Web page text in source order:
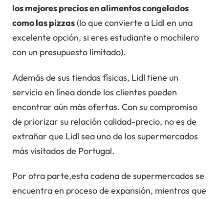
los mejores precios en alimentos congelados
como las pizzas(lo que convierte a Lidl en una
excelente opción, si eres estudiante o mochilero
con un presupuesto limitado).
Además de sus tiendas físicas, Lidl tiene un
servicio en línea donde los clientes pueden
encontrar aún más ofertas. Con su compromiso
de priorizar su relación calidad-precio, no es de
extrañar que Lidl sea uno de los supermercados
más visitados de Portugal.
Por otra parte,esta cadena de supermercados se
encuentra en proceso de expansión, mientras que